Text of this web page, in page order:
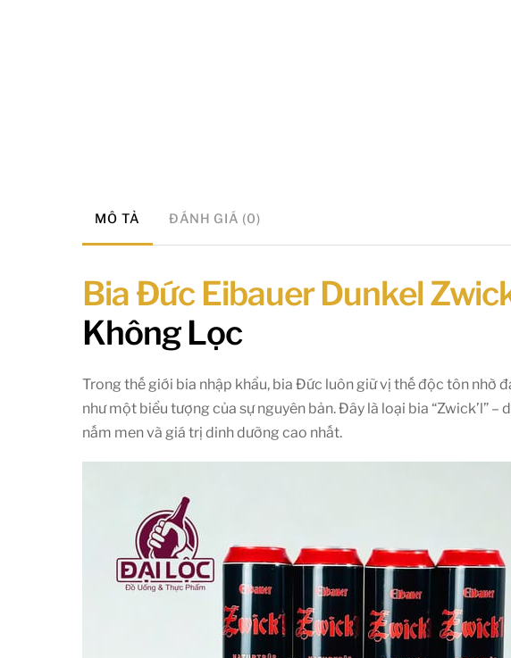
MÔ TẢ ĐÁNH GIÁ (0)
Bia Đức Eibauer Dunkel
Không Lọc
Trong thế giới bia nhập khẩu, bia Đức luôn giữ vị thế độc tôn nhờ
như một biểu tượng của sự nguyên bản. Đây là loại bia “Zwick’l”
nấm men và giá trị dinh dưỡng cao nhất.